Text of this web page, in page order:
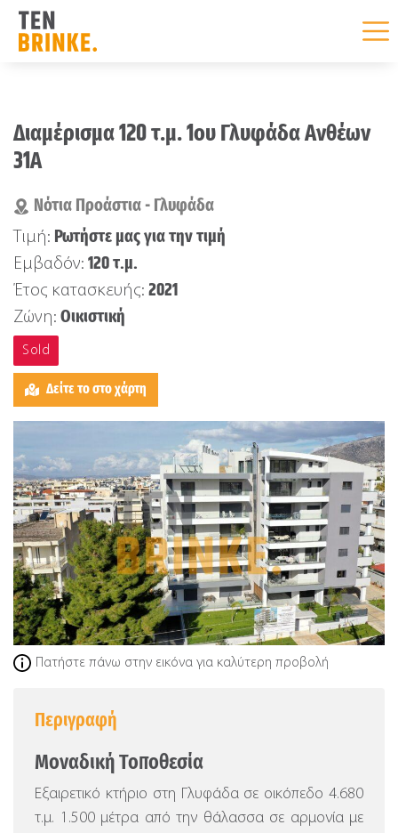
content
Πατήστε πάνω στην εικόνα για καλύτερη προβολή
Διαμέρισμα 120 τ.μ. 1ου Γλυφάδα Ανθέων
31Α
Νότια Προάστια - Γλυφάδα
Τιμή: Ρωτήστε μας για την τιμή
Εμβαδόν: 120 τ.μ.
Έτος κατασκευής: 2021
Ζώνη: Οικιστική
Sold
Δείτε το στο χάρτη
Περιγραφή
Μοναδική Τοποθεσία
Εξαιρετικό κτήριο στη Γλυφάδα σε οικόπεδο 4.680
τ.μ. 1.500 μέτρα από την θάλασσα σε αρμονία με